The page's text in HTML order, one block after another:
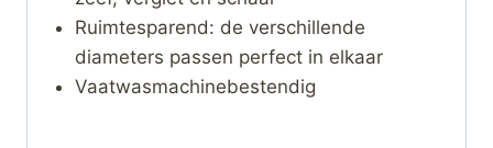
Ruimtesparend: de verschillende
diameters passen perfect in elkaar
Vaatwasmachinebestendig